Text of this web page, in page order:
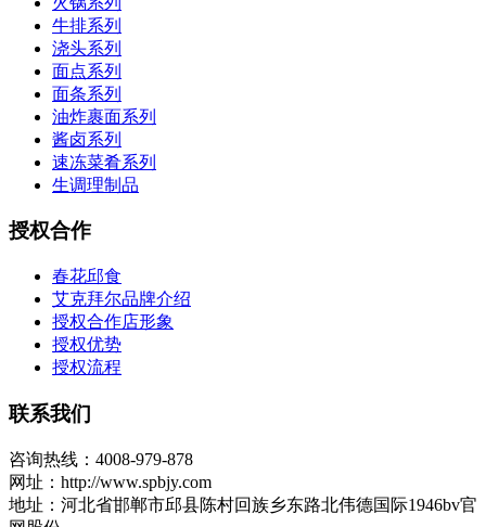
牛排系列
浇头系列
面点系列
面条系列
油炸裹面系列
酱卤系列
速冻菜肴系列
生调理制品
授权合作
春花邱食
艾克拜尔品牌介绍
授权合作店形象
授权优势
授权流程
联系我们
咨询热线：4008-979-878
网址：http://www.spbjy.com
地址：河北省邯郸市邱县陈村回族乡东路北伟德国际1946bv官